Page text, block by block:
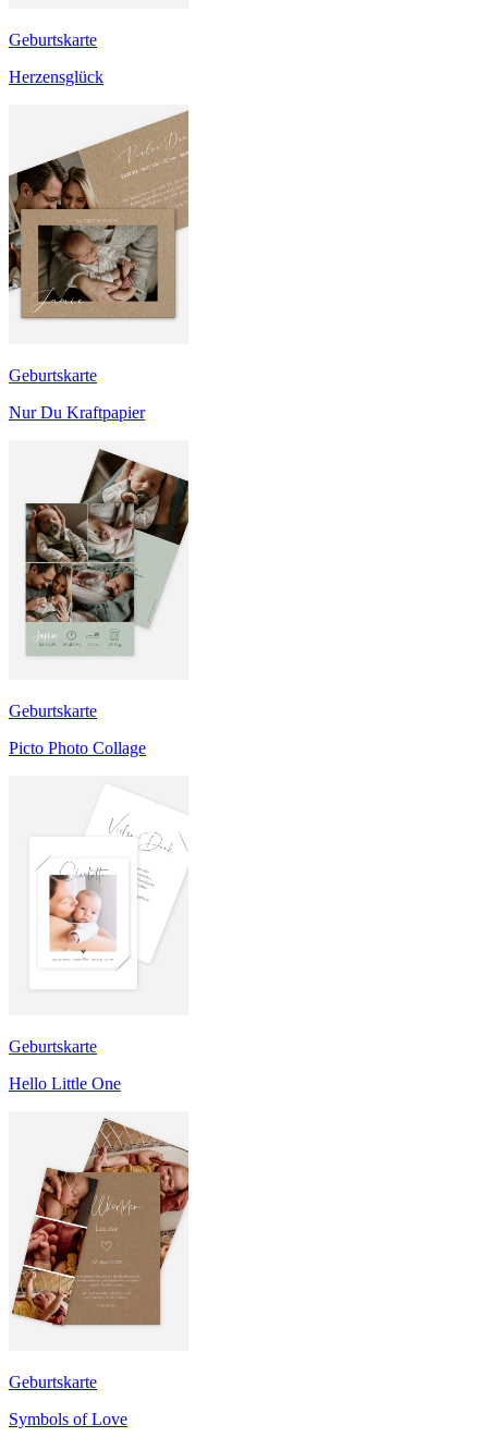
Geburtskarte
Herzensglück
Geburtskarte
Nur Du Kraftpapier
Geburtskarte
Picto Photo Collage
Geburtskarte
Hello Little One
Geburtskarte
Symbols of Love